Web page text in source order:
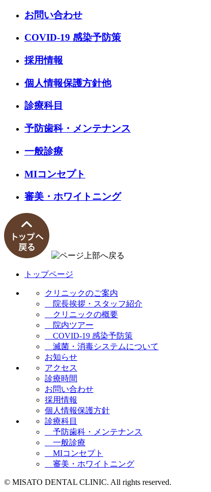
お問い合わせ
COVID-19 感染予防策
採用情報
個人情報保護方針他
診療科目
予防歯科・メンテナンス
一般診療
MIコンセプト
審美・ホワイトニング
トップページ
クリニックのご案内
院長挨拶・スタッフ紹介
クリニックの概要
院内ツアー
COVID-19 感染予防策
滅菌・消毒システムについて
お知らせ
アクセス
診療時間
お問い合わせ
採用情報
個人情報保護方針
診療科目
予防歯科・メンテナンス
一般診療
MIコンセプト
審美・ホワイトニング
© MISATO DENTAL CLINIC. All rights reserved.